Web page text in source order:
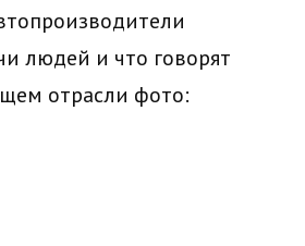
людей и что говорят
отрасли фото: